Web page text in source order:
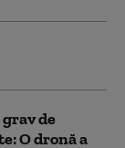
de
O dronă a